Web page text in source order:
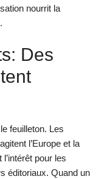
nourrit la
Des
feuilleton. Les
l’Europe et la
pour les
éditoriaux. Quand un